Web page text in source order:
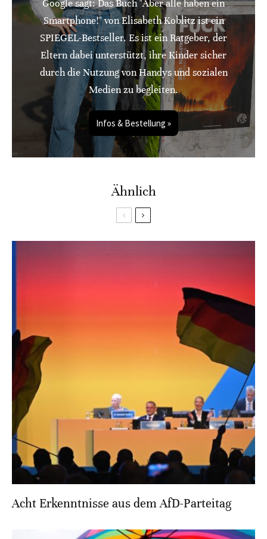
Google sagt: Das Buch "Aber alle haben ein
Smartphone!" von Elisabeth Koblitz ist ein
SPIEGEL-Bestseller. Es ist ein Ratgeber, der
Eltern dabei unterstützt, ihre Kinder sicher
durch die Nutzung von Handys und sozialen
Medien zu begleiten.
Infos & Bestellung »
Ähnlich
Acht Erkenntnisse aus dem AfD-Parteitag